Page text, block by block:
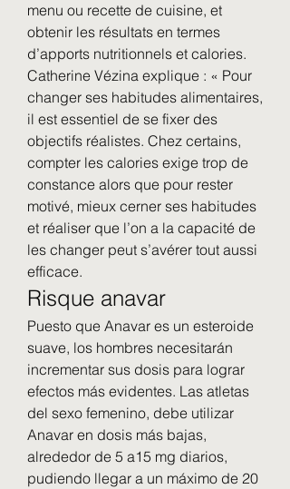
menu ou recette de cuisine, et
obtenir les résultats en termes
d’apports nutritionnels et calories.
Catherine Vézina explique : « Pour
changer ses habitudes alimentaires,
il est essentiel de se fixer des
objectifs réalistes. Chez certains,
compter les calories exige trop de
constance alors que pour rester
motivé, mieux cerner ses habitudes
et réaliser que l’on a la capacité de
les changer peut s’avérer tout aussi
efficace.
Risque anavar
Puesto que Anavar es un esteroide
suave, los hombres necesitarán
incrementar sus dosis para lograr
efectos más evidentes. Las atletas
del sexo femenino, debe utilizar
Anavar en dosis más bajas,
alrededor de 5 a15 mg diarios,
pudiendo llegar a un máximo de 20